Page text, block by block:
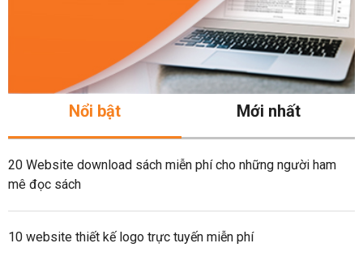
Nổi bật Mới nhất
20 Website download sách miễn phí cho những người ham
mê đọc sách
10 website thiết kế logo trực tuyến miễn phí